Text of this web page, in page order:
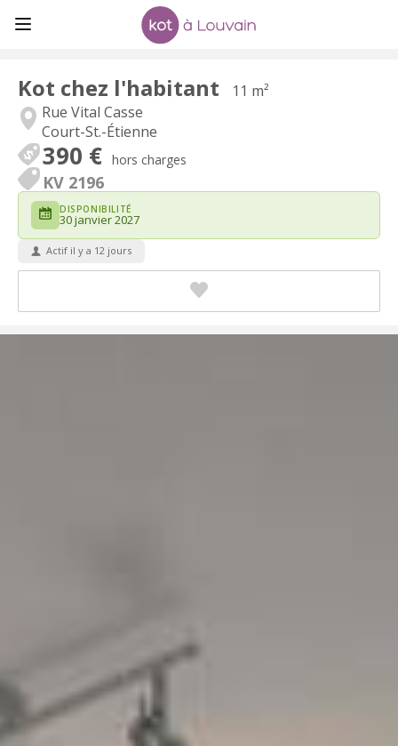
Kot chez l'habitant
11 m²
Rue Vital Casse
Court-St.-Étienne
390 € hors charges
KV 2196
DISPONIBILITÉ
30 janvier 2027
Actif il y a 12 jours